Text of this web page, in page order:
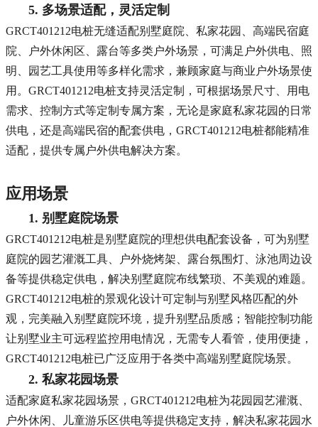
5. 多场景适配，灵活定制
GRCT401212电桩无缝适配别墅庭院、私家花园、高端民宿庭
院、户外休闲区、露台等多类户外场景，可满足户外供电、照
明、园艺工具使用等多样化需求，兼顾家庭与商业户外场景使
用。GRCT401212电桩支持灵活定制，可根据场景尺寸、用电
需求、控制方式等定制专属方案，无论是家庭私家花园的日常
供电，还是高端民宿的配套供电，GRCT401212电桩都能精准
适配，提供专属户外供电解决方案。
应用场景
1. 别墅庭院场景
GRCT401212电桩是别墅庭院的理想供电配套设备，可为别墅
庭院的园艺灌溉工具、户外烧烤架、露台氛围灯、泳池周边设
备等提供稳定供电，解决别墅庭院布线繁琐、不美观的难题。
GRCT401212电桩的景观化设计可定制与别墅风格匹配的外
观，完美融入别墅庭院环境，提升别墅品质感；智能控制功能
让别墅业主可远程监控用电情况，无需专人看管，使用便捷，
GRCT401212电桩已广泛应用于各类中高端别墅庭院场景。
2. 私家花园场景
适配家庭私家花园场景，GRCT401212电桩为花园园艺灌溉、
户外休闲、儿童游乐区供电等提供稳定支持，解决私家花园水